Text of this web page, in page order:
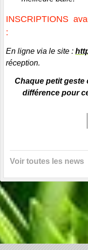
INSCRIPTIONS
:
En ligne via le site :
réception.
Chaque petit geste
différence pour
Voir toutes les news